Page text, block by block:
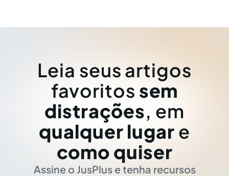
Leia seus artigos
favoritos sem
distrações, em
qualquer lugar e
como quiser
Assine o JusPlus e tenha recursos